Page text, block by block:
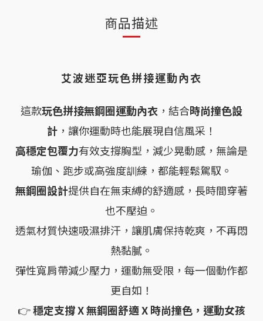
商品描述
艾波迷亞玩色拼接運動內衣
這款玩色拼接無鋼圈運動內衣 ，結合時尚撞色設
計 ，讓你運動時也能展現自信風采！
高穩定包覆力有效支撐胸型，減少晃動感，無論是
瑜伽、跑步或高強度訓練，都能輕鬆駕馭。
無鋼圈設計提供自在無束縛的舒適感，長時間穿著
也不壓迫。
透氣材質快速吸濕排汗，讓肌膚保持乾爽，不再悶
熱黏膩。
彈性寬肩帶減少壓力，運動無受限，每一個動作都
更自如！
👉穩定支撐 X 無鋼圈舒適 X 時尚撞色，運動女孩